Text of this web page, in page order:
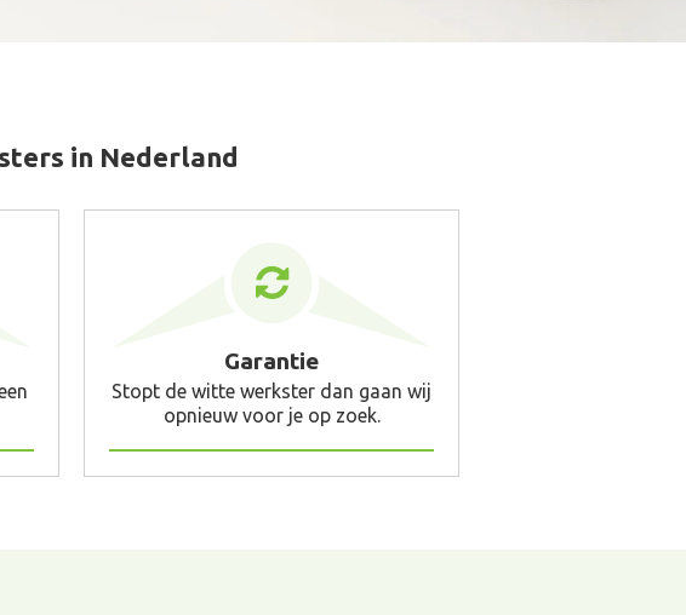
in Nederland
Garantie
Stopt de witte werkster dan gaan wij
opnieuw voor je op zoek.